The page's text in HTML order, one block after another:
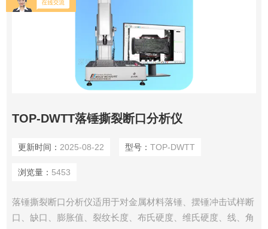
TOP-DWTT落锤撕裂断口分析仪
更新时间： 2025-08-22 型号： TOP-DWTT
浏览量： 5453
落锤撕裂断口分析仪适用于对金属材料落锤、摆锤冲击试样断
口、缺口、膨胀值、裂纹长度、布氏硬度、维氏硬度、线、角